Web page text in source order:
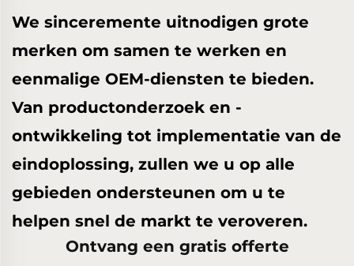
We sinceremente uitnodigen grote
merken om samen te werken en
eenmalige OEM-diensten te bieden.
Van productonderzoek en -
ontwikkeling tot implementatie van de
eindoplossing, zullen we u op alle
gebieden ondersteunen om u te
helpen snel de markt te veroveren.
Ontvang een gratis offerte